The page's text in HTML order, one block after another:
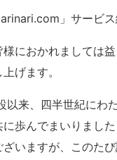
」サービ
におかれましては
げます。
以来、四半世紀にわ
に歩んでまいりまし
ざいますが、このた